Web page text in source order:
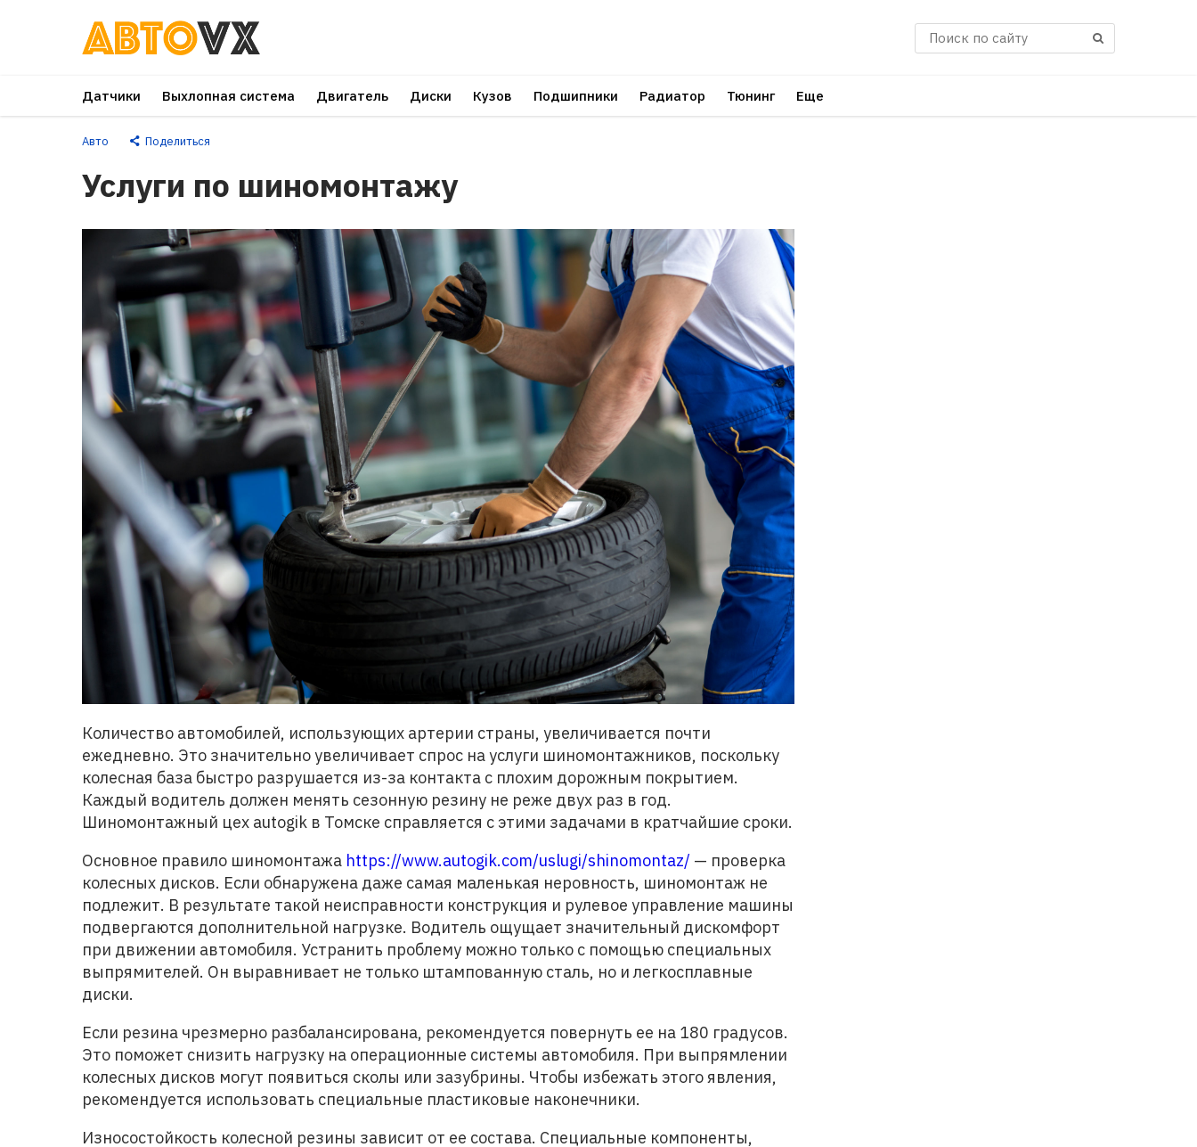
Перейти
основному
контенту
Поиск
Датчики Выхлопная система Двигатель Диски Кузов Подшипники Радиатор Тюнинг Еще
Авто Поделиться
Услуги по шиномонтажу
Количество автомобилей, использующих артерии страны, увеличивается почти
ежедневно. Это значительно увеличивает спрос на услуги шиномонтажников, поскольку
колесная база быстро разрушается из-за контакта с плохим дорожным покрытием.
Каждый водитель должен менять сезонную резину не реже двух раз в год.
Шиномонтажный цех autogik в Томске справляется с этими задачами в кратчайшие сроки.
Основное правило шиномонтажа https://www.autogik.com/uslugi/shinomontaz/ — проверка
колесных дисков. Если обнаружена даже самая маленькая неровность, шиномонтаж не
подлежит. В результате такой неисправности конструкция и рулевое управление машины
подвергаются дополнительной нагрузке. Водитель ощущает значительный дискомфорт
при движении автомобиля. Устранить проблему можно только с помощью специальных
выпрямителей. Он выравнивает не только штампованную сталь, но и легкосплавные
диски.
Если резина чрезмерно разбалансирована, рекомендуется повернуть ее на 180 градусов.
Это поможет снизить нагрузку на операционные системы автомобиля. При выпрямлении
колесных дисков могут появиться сколы или зазубрины. Чтобы избежать этого явления,
рекомендуется использовать специальные пластиковые наконечники.
Износостойкость колесной резины зависит от ее состава. Специальные компоненты,